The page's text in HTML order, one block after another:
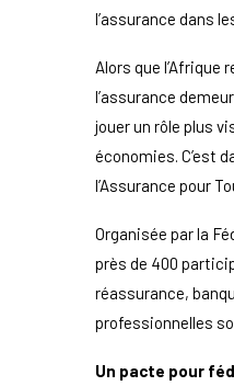
l’assurance dans
Alors que
l’assurance
jouer un rôle plus
économies. C’est
l’Assurance pour
Organisée par la
près de 400
réassurance,
professionnelles
Un pacte pour